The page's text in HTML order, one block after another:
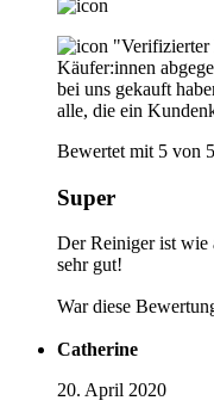
"Verifizierter
Käufer:innen
bei uns gekauft
alle, die ein
Bewertet mit 5 von
Super
Der Reiniger ist wie
sehr gut!
War diese
Catherine
20. April 2020